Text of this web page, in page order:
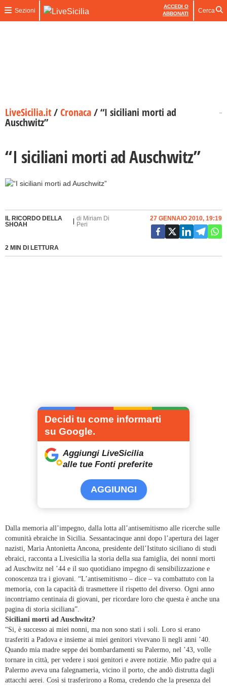
Sezioni
ACCEDI O
ABBONATI
Cerca
LiveSicilia.it/Cronaca/“I siciliani morti ad
Auschwitz”
“I siciliani morti ad Auschwitz”
IL RICORDO DELLA
SHOAH
di Miriam Di
Peri
2 MIN DI LETTURA
27 GENNAIO 2010, 19:19
Decidi tu come informarti
su Google.
Aggiungi LiveSicilia
alle tue Fonti preferite
AGGIUNGI
Dalla memoria all’impegno, dalla lotta all’antisemitismo alle ricerche sulle
comunità ebraiche in Sicilia. Sessantacinque anni dopo l’apertura dei lager
nazisti, Maria Antonietta Ancona, presidente dell’Istituto siciliano di studi
ebraici, racconta a Livesicilia la storia della sua famiglia, dei nonni morti
ad Auschwitz nel ’44 e il suo quotidiano impegno di sensibilizzazione e
conoscenza tra i giovani. “L’antisemitismo – dice – va combattuto con la
memoria, con la capacità di trasmettere il rispetto del diverso. Ogni anno
incontriamo centinaia di giovani, per ricordare loro che questa è anche una
pagina di storia siciliana”.
Siciliani morti ad Auschwitz?
“Si, è successo ai miei nonni, ma non sono stati i soli. Loro si erano
trasferiti a Padova e insieme ai miei genitori vivevano lì negli anni ’40.
Quando mia madre seppe dei bombardamenti su Palermo, nel ’43, volle
tornare in città, per vedere i suoi genitori e avere notizie. Mio padre qui a
Palermo aveva una falegnameria, vicino il porto, che andò distrutta dagli
attacchi aerei. Così si trasferirono a Roma, credendo che la presenza del